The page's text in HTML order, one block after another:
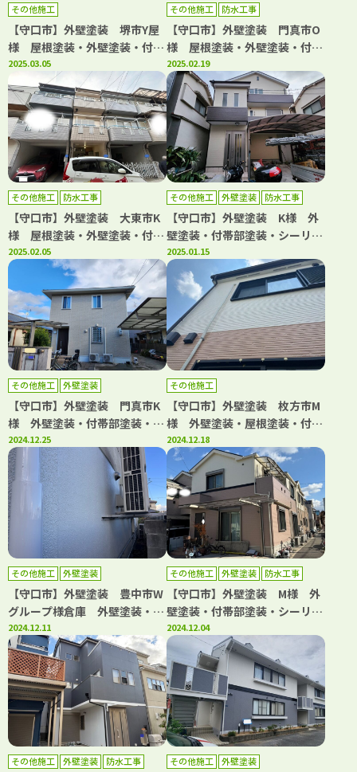
その他施工
【守口市】外壁塗装 堺市Y屋
様 屋根塗装・外壁塗装・付帯
部塗装・シーリング工事 アビ
リティペイント
2025.03.05
その他施工 防水工事
【守口市】外壁塗装 門真市O
様 屋根塗装・外壁塗装・付帯
部塗装・シーリング工事・防水
工事 アビリティペイント
2025.02.19
その他施工 防水工事
【守口市】外壁塗装 大東市K
様 屋根塗装・外壁塗装・付帯
部塗装・補修工事・防水工事
アビリティペイント
2025.02.05
その他施工 外壁塗装 防水工事
【守口市】外壁塗装 K様 外
壁塗装・付帯部塗装・シーリン
グ工事・防水工事・屋根カバー
工法 アビリティペイント
2025.01.15
その他施工 外壁塗装
【守口市】外壁塗装 門真市K
様 外壁塗装・付帯部塗装・シ
ーリング工事 アビリティペイ
ント
2024.12.25
その他施工
【守口市】外壁塗装 枚方市M
様 外壁塗装・屋根塗装・付帯
部塗装・シーリング工事 アビ
リティペイント
2024.12.18
その他施工 外壁塗装
【守口市】外壁塗装 豊中市W
グループ様倉庫 外壁塗装・付
帯部塗装・補修工事 アビリテ
ィペイント
2024.12.11
その他施工 外壁塗装 防水工事
【守口市】外壁塗装 M様 外
壁塗装・付帯部塗装・シーリン
グ工事・防水トップコート塗
替 アビリティペイント
2024.12.04
その他施工 外壁塗装 防水工事 その他施工 外壁塗装